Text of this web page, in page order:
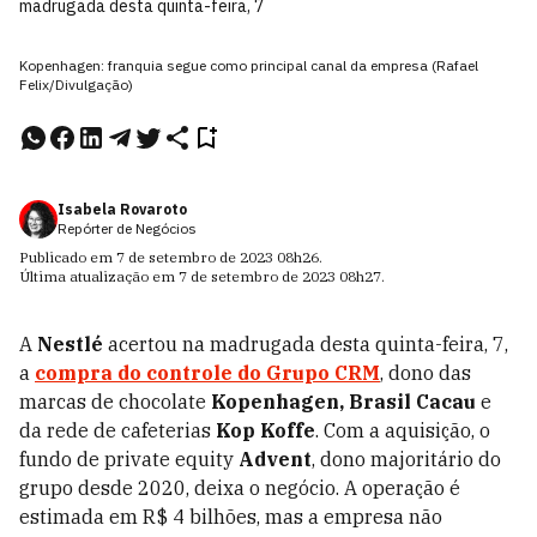
madrugada desta quinta-feira, 7
Kopenhagen: franquia segue como principal canal da empresa (Rafael
Felix/Divulgação)
Isabela Rovaroto
Repórter de Negócios
Publicado em 7 de setembro de 2023 08h26.
Última atualização em 7 de setembro de 2023 08h27.
A Nestlé acertou na madrugada desta quinta-feira, 7,
a compra do controle do Grupo CRM, dono das
marcas de chocolate Kopenhagen, Brasil Cacau e
da rede de cafeterias Kop Koffe. Com a aquisição, o
fundo de private equity Advent, dono majoritário do
grupo desde 2020, deixa o negócio. A operação é
estimada em R$ 4 bilhões, mas a empresa não